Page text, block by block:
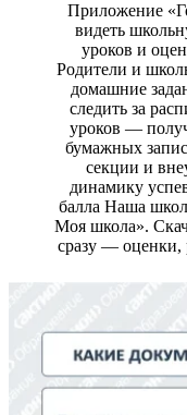
Приложение
видеть
уроков и
Родители и
домашние
следить за
уроков —
бумажных
секции и
динамику
балла Наша
Моя школа».
сразу — оценки,